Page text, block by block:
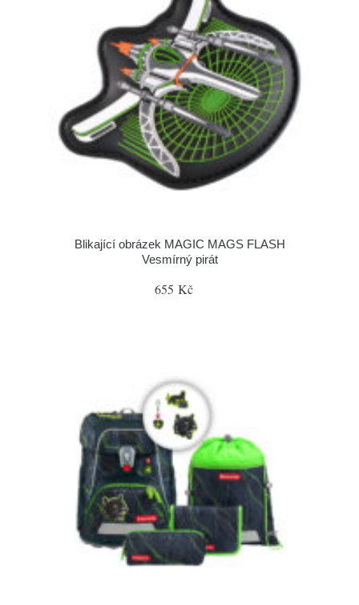
Blikající obrázek MAGIC MAGS FLASH
Vesmírný pirát
655 Kč